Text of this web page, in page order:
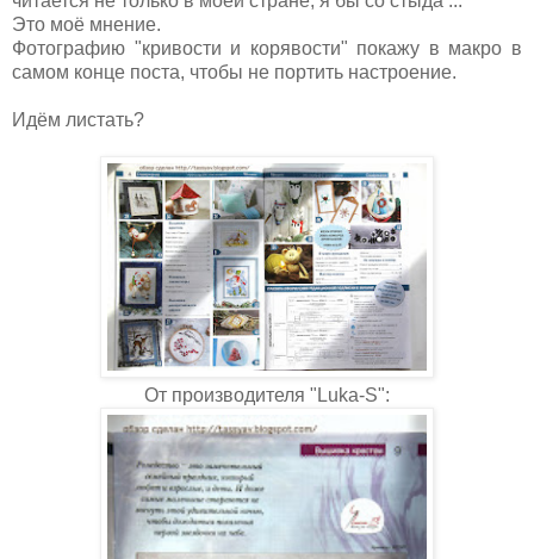
Это моё мнение.
Фотографию "кривости и корявости" покажу в макро в
самом конце поста, чтобы не портить настроение.
Идём листать?
От производителя "Luka-S":